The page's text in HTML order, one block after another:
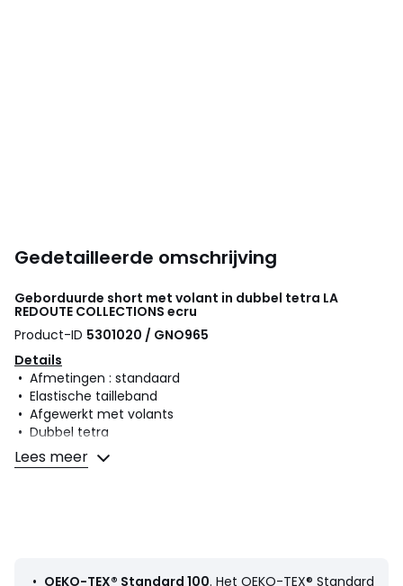
Gedetailleerde omschrijving
Geborduurde short met volant in dubbel tetra LA
REDOUTE COLLECTIONS ecru
Product-ID 5301020 / GNO965
Details
• Afmetingen : standaard
• Elastische tailleband
• Afgewerkt met volants
• Dubbel tetra
Samenstelling en onderhoud
Lees meer
• OEKO-TEX® Standard 100. Het OEKO-TEX® Standard